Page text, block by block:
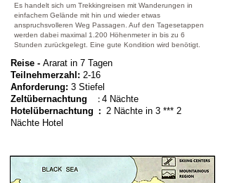
Es handelt sich um Trekkingreisen mit Wanderungen in
einfachem Gelände mit hin und wieder etwas
anspruchsvolleren Weg Passagen. Auf den Tagesetappen
werden dabei maximal 1.200 Höhenmeter in bis zu 6
Stunden zurückgelegt. Eine gute Kondition wird benötigt.
Reise - Ararat in 7 Tagen
Teilnehmerzahl: 2-16
Anforderung: 3 Stiefel
Zeltübernachtung
: 4 Nächte
Hotelübernachtung : 2 Näc hte in 3 *** 2
Näc hte Hotel